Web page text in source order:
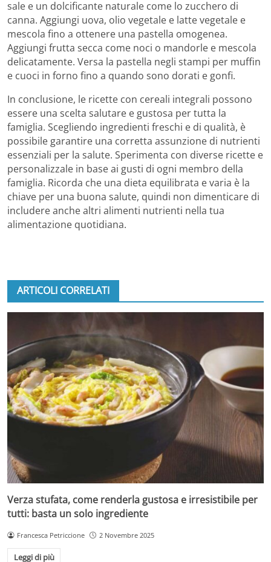
sale e un dolcificante naturale come lo zucchero di
canna. Aggiungi uova, olio vegetale e latte vegetale e
mescola fino a ottenere una pastella omogenea.
Aggiungi frutta secca come noci o mandorle e mescola
delicatamente. Versa la pastella negli stampi per muffin
e cuoci in forno fino a quando sono dorati e gonfi.
In conclusione, le ricette con cereali integrali possono
essere una scelta salutare e gustosa per tutta la
famiglia. Scegliendo ingredienti freschi e di qualità, è
possibile garantire una corretta assunzione di nutrienti
essenziali per la salute. Sperimenta con diverse ricette e
personalizzale in base ai gusti di ogni membro della
famiglia. Ricorda che una dieta equilibrata e varia è la
chiave per una buona salute, quindi non dimenticare di
includere anche altri alimenti nutrienti nella tua
alimentazione quotidiana.
ARTICOLI CORRELATI
Verza stufata, come renderla gustosa e irresistibile per
tutti: basta un solo ingrediente
Francesca Petriccione 2 Novembre 2025
Leggi di più